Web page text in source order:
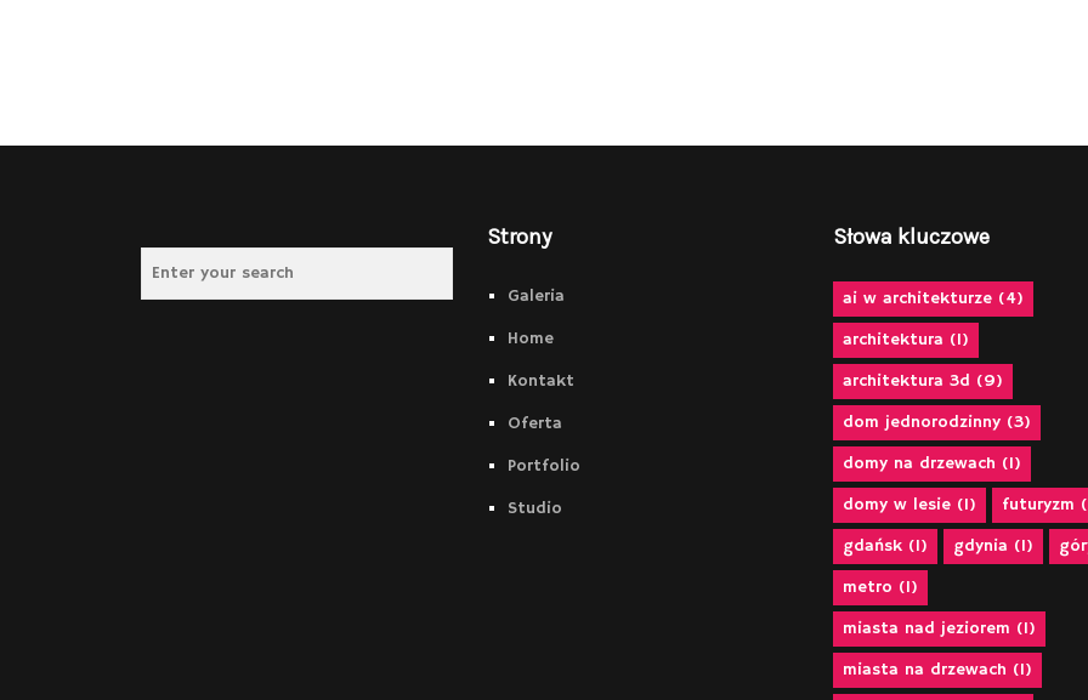
Strony
Galeria
Home
Kontakt
Oferta
Portfolio
Studio
Słowa kluczowe
ai w architekturze (4)
architektura (1)
architektura 3d (9)
dom jednorodzinny (3)
domy na drzewach (1)
domy w lesie (1) futuryzm
gdańsk (1) gdynia (1)
metro (1)
miasta nad jeziorem (1)
miasta na drzewach (1)